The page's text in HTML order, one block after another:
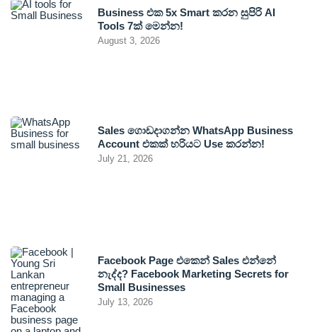
Business එක 5x Smart කරන සුපිරි AI
Tools 7ක් මෙන්න!
August 3, 2026
Sales ගොඩදාගන්න WhatsApp Business
Account එකක් හරියට Use කරන්න!
July 21, 2026
Facebook Page එකෙන් Sales එන්නේ
නැද්ද? Facebook Marketing Secrets for
Small Businesses
July 13, 2026